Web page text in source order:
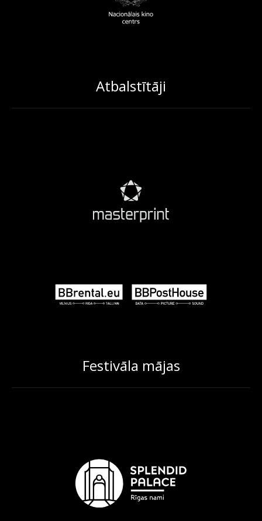
Atbalstītāji
Festivāla mājas